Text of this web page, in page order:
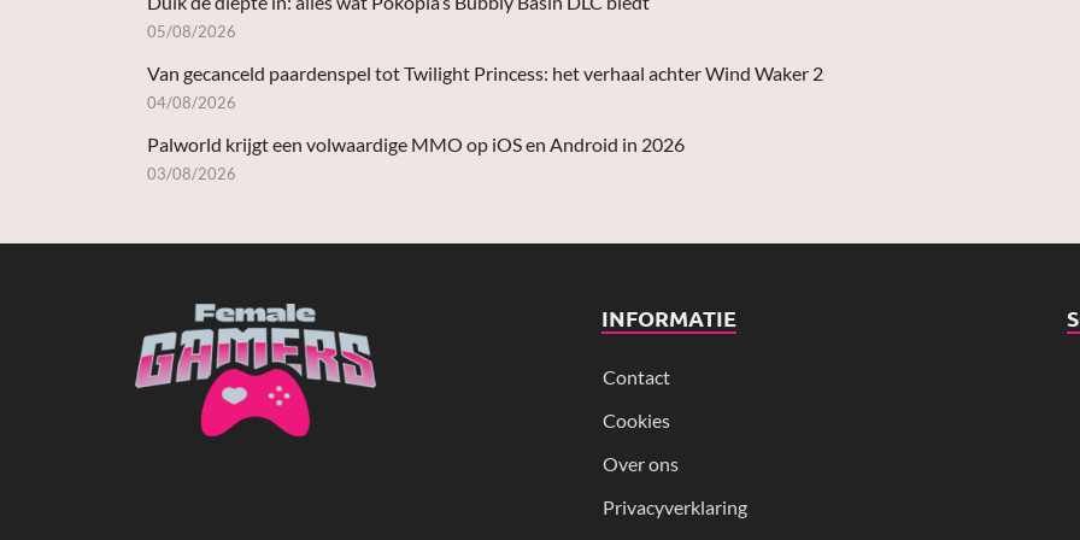
05/08/2026
Van gecanceld paardenspel tot Twilight Princess: het verhaal achter Wind Waker 2
04/08/2026
Palworld krijgt een volwaardige MMO op iOS en Android in 2026
03/08/2026
INFORMATIE
Contact
Cookies
Over ons
Privacyverklaring